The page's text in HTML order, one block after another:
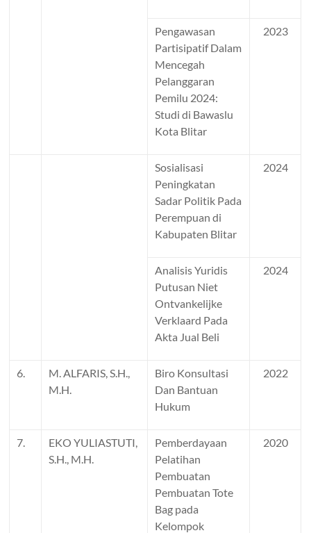
Pengawasan
Partisipatif Dalam
Mencegah
Pelanggaran
Pemilu 2024:
Studi di Bawaslu
Kota Blitar
2023
Sosialisasi
Peningkatan
Sadar Politik Pada
Perempuan di
Kabupaten Blitar
2024
Analisis Yuridis
Putusan Niet
Ontvankelijke
Verklaard Pada
Akta Jual Beli
2024
6.
M. ALFARIS, S.H.,
M.H.
Biro Konsultasi
Dan Bantuan
Hukum
2022
7.
EKO YULIASTUTI,
S.H., M.H.
Pemberdayaan
Pelatihan
Pembuatan
Pembuatan Tote
Bag pada
Kelompok
2020